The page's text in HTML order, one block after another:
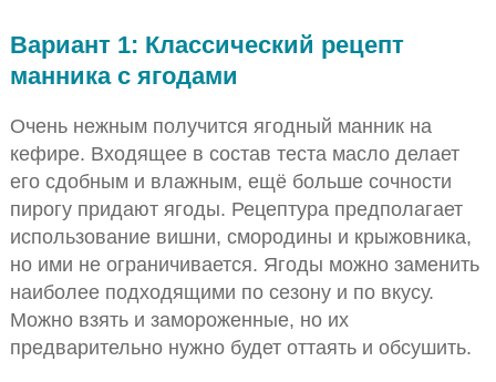
Вариант 1: Классический рецепт
манника с ягодами
Очень нежным получится ягодный манник на
кефире. Входящее в состав теста масло делает
его сдобным и влажным, ещё больше сочности
пирогу придают ягоды. Рецептура предполагает
использование вишни, смородины и крыжовника,
но ими не ограничивается. Ягоды можно заменить
наиболее подходящими по сезону и по вкусу.
Можно взять и замороженные, но их
предварительно нужно будет оттаять и обсушить.